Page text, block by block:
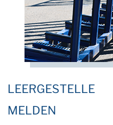
LEERGESTELLE
MELDEN